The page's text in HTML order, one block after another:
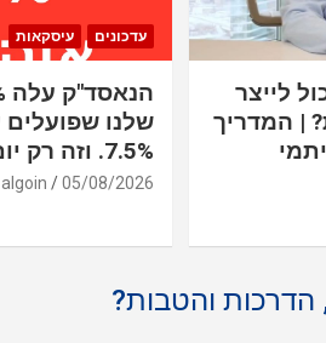
לייצר
| המדריך
עדכונים עיסקאות
שלנו שפועלים
7.5%. וזה רק יום אחד
05/08/2026
algoin
הדרכות והטבות?